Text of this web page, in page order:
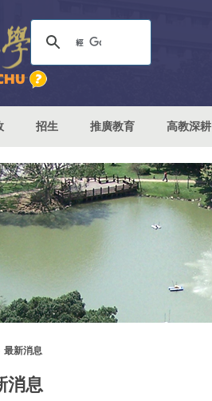
招生 推廣教育 高教深耕
最新消息
消息